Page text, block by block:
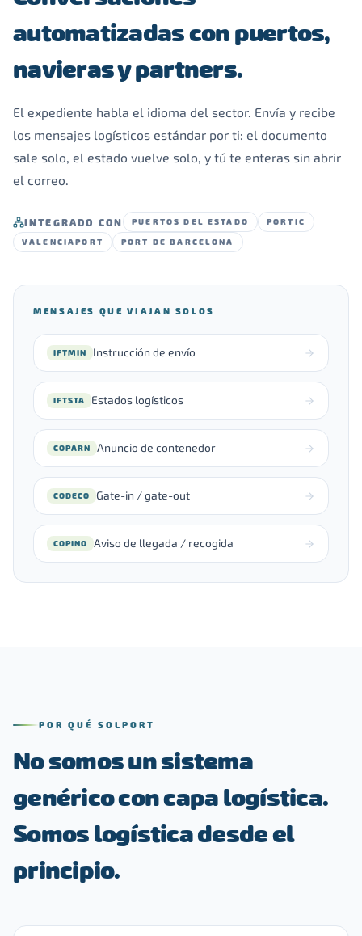
automatizadas con puertos,
navieras y partners.
El expediente habla el idioma del sector. Envía y recibe
los mensajes logísticos estándar por ti: el documento
sale solo, el estado vuelve solo, y tú te enteras sin abrir
el correo.
INTEGRADO CON PUERTOS DEL ESTADO PORTIC
VALENCIAPORT PORT DE BARCELONA
MENSAJES QUE VIAJAN SOLOS
IFTMIN Instrucción de envío
IFTSTA Estados logísticos
COPARN Anuncio de contenedor
CODECO Gate-in / gate-out
COPINO Aviso de llegada / recogida
POR QUÉ SOLPORT
No somos un sistema
genérico con capa logística.
Somos logística desde el
principio.